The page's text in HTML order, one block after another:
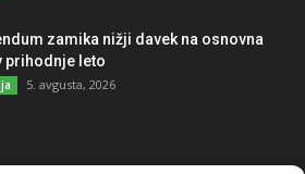
zamika nižji davek na osnovna
prihodnje leto
5. avgusta, 2026